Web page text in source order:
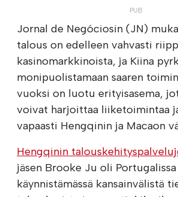
Jornal de Negóciosin (JN)
talous on edelleen vahvasti
kasinomarkkinoista, ja Kiina
monipuolistamaan saaren
vuoksi on luotu erityisasema,
voivat harjoittaa liiketoimintaa
vapaasti Hengqinin ja Macaon
Hengqinin
jäsen Brooke Ju oli Portugalissa
käynnistämässä kansainvälistä